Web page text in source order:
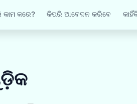
କରେ? କିପରି ଆବେଦନ କରିବେ